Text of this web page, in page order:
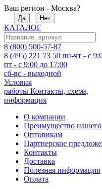
Ваш регион - Москва?
Да Нет
КАТАЛОГ
8 (800) 500-57-87
8 (495) 221 73 50 пн-чт - с
пт - с 9:00 до 17:00
сб-вс - выходной
Условия
работы Контакты, схема,
информация
О компании
Преимущество нашего
Оптовикам
Партнерское
Контакты
Доставка
Полезная информация
Оплата